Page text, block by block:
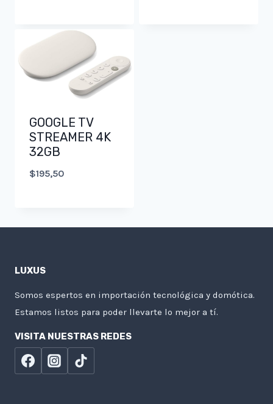
GOOGLE TV
STREAMER 4K
32GB
$195,50
LUXUS
Somos espertos en importación tecnológica y domótica.
Estamos listos para poder llevarte lo mejor a tí.
VISITA NUESTRAS REDES